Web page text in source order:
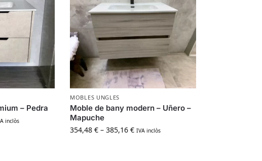
– Pedra
inclòs
MOBLES UNGLES
Moble de bany modern – Uñero –
Mapuche
354,48€ – 385,16€ IVA inclòs